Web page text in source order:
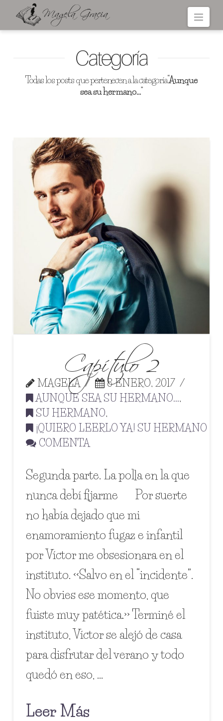
Categoría
Todas los posts que pertenecen a la categoría“Aunque
sea su hermano…”
Capítulo 2
MAGELA
8 ENERO, 2017
AUNQUE SEA SU HERMANO...,
SU HERMANO,
¡QUIERO LEERLO YA! SU HERMANO
COMENTA
Segunda parte. La polla en la que
nunca debí fijarme Por suerte
no había dejado que mi
enamoramiento fugaz e infantil
por Víctor me obsesionara en el
instituto. <<Salvo en el “incidente”.
No obvies ese momento, que
fuiste muy patética.>> Terminé el
instituto, Víctor se alejó de casa
para disfrutar del verano y todo
quedó en eso, …
Leer Más